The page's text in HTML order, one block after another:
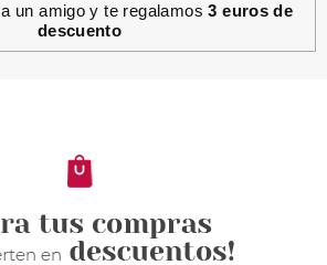
a un amigo y te regalamos3 euros de
descuento